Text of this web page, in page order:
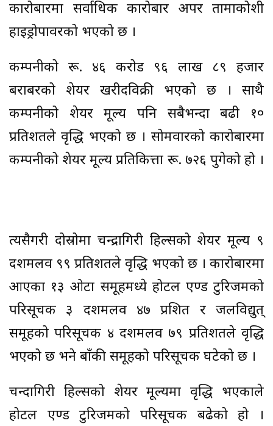
कारोबारमा सर्वाधिक कारोबार अपर तामाकोशी
हाइड्रोपावरको भएको छ ।
कम्पनीको रू. ४६ करोड ९६ लाख ८९ हजार
बराबरको शेयर खरीदविक्री भएको छ । साथै
कम्पनीको शेयर मूल्य पनि सबैभन्दा बढी १०
प्रतिशतले वृद्धि भएको छ । सोमवारको कारोबारमा
कम्पनीको शेयर मूल्य प्रतिकित्ता रू. ७२६ पुगेको हो ।
त्यसैगरी दोस्रोमा चन्द्रागिरी हिल्सको शेयर मूल्य ९
दशमलव ९९ प्रतिशतले वृद्धि भएको छ । कारोबारमा
आएका १३ ओटा समूहमध्ये होटल एण्ड टुरिजमको
परिसूचक ३ दशमलव ४७ प्रशित र जलविद्युत्
समूहको परिसूचक ४ दशमलव ७९ प्रतिशतले वृद्धि
भएको छ भने बाँकी समूहको परिसूचक घटेको छ ।
चन्दागिरी हिल्सको शेयर मूल्यमा वृद्धि भएकाले
होटल एण्ड टुरिजमको परिसूचक बढेको हो ।